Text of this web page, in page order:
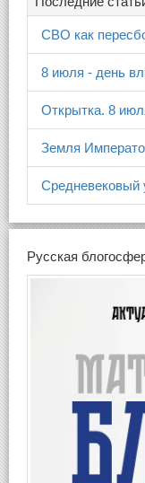
СВО как
8 июля - день
Открытка. 8
Земля
Средневековый
Русская